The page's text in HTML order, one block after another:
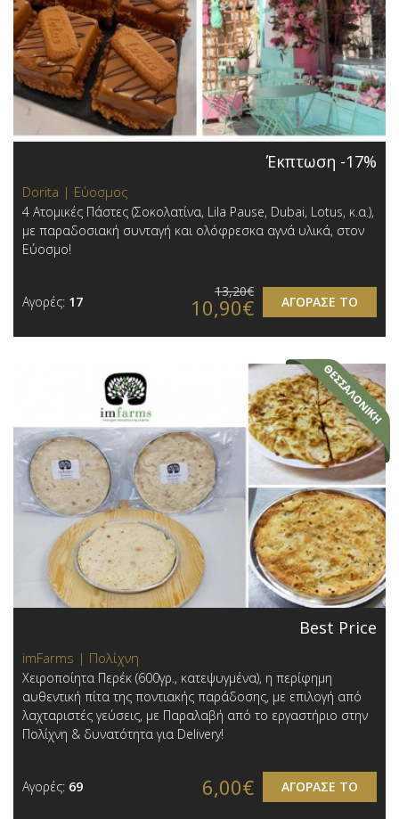
Έκπτωση -17%
Dorita | Εύοσμος
4 Ατομικές Πάστες (Σοκολατίνα, Lila Pause, Dubai, Lotus, κ.α.),
με παραδοσιακή συνταγή και ολόφρεσκα αγνά υλικά, στον
Εύοσμο!
Αγορές: 17 ΑΓΟΡΑΣΕ ΤΟ
13,20€
10,90€
Best Price
imFarms | Πολίχνη
Χειροποίητα Περέκ (600γρ., κατεψυγμένα), η περίφημη
αυθεντική πίτα της ποντιακής παράδοσης, με επιλογή από
λαχταριστές γεύσεις, με Παραλαβή από το εργαστήριο στην
Πολίχνη & δυνατότητα για Delivery!
Αγορές: 69 ΑΓΟΡΑΣΕ ΤΟ
6,00€